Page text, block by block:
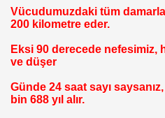
Vücudumuzdaki tüm
200 kilometre eder.
Eksi 90 derecede nefesimiz,
ve düşer
Günde 24 saat sayı
bin 688 yıl alır.